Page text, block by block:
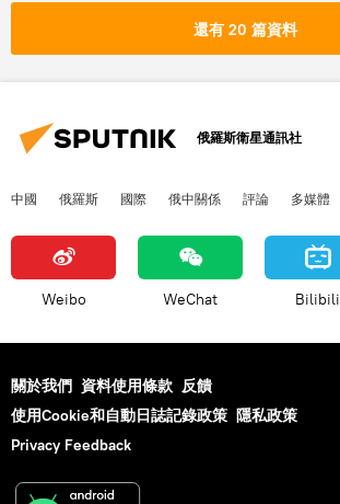
還有 20 篇資料
俄羅斯衛星通訊社
中國 俄羅斯 國際 俄中關係 評論 多媒體
Weibo WeChat Bilibili
關於我們 資料使用條款 反饋
使用Cookie和自動日誌記錄政策 隱私政策
Privacy Feedback